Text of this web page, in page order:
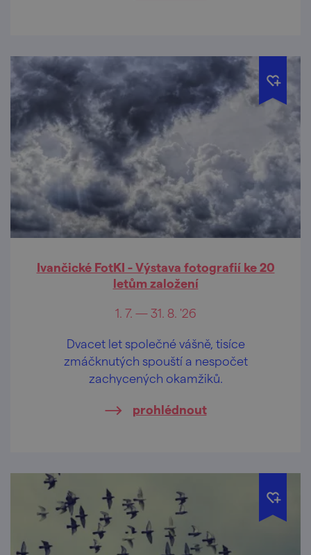
Ivančické FotKI - Výstava fotografií ke 20
letům založení
1. 7. — 31. 8. '26
Dvacet let společné vášně, tisíce
zmáčknutých spouští a nespočet
zachycených okamžiků.
prohlédnout